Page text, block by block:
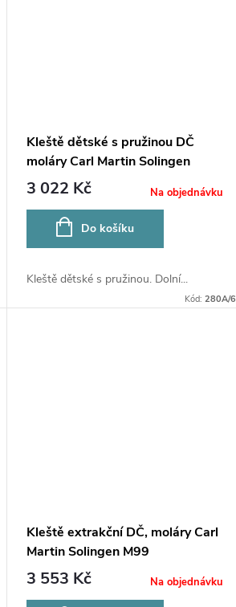
Kleště dětské s pružinou DČ
moláry Carl Martin Solingen
280A/6
3 022 Kč Na objednávku
Do košíku
Kleště dětské s pružinou. Dolní...
Kód: 280A/6
Kleště extrakční DČ, moláry Carl
Martin Solingen M99
3 553 Kč Na objednávku